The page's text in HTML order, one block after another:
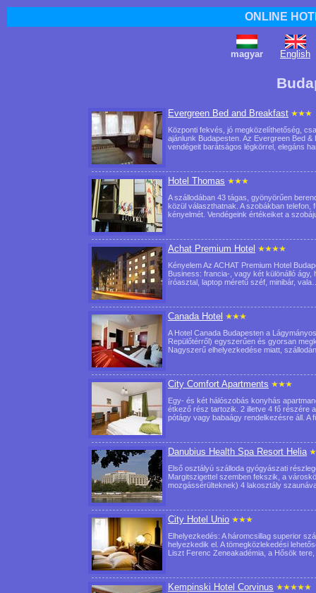
ONLINE
magyar English
Evergreen Bed and Breakfast
Központi fekvés, jó megközelíthetőség,
ajánlunk Budapesten. Az Evergreen Bed
vendégeit barátságos légkörrel, elegáns
Hotel Thomas
A szállodában 43 tágas, gyönyörűen
közül választhatnak. A szobákban
kényelmét. Vendégeink értékeiket a
Achat Premium Hotel
Kényelem Az ACHAT Premium Hotel
Business: francia-, vagy két különálló ágy,
íróasztal, laptop méretű széf, minibár,
Canada Hotel
A Hotel Canada Budapesten a
Repülőtérről) egyszerűen és gyorsan
Nagyszerű elhelyezkedése miatt,
City Comfort Apartments
Egy- és két hálószobás konyhás
étkező rész tartozik. 2 illetve 4 fő részére
pótágy vagy babaágy rendelkezésre áll.
Danubius Health Spa Resort Helia
Első osztályú szálloda gyógyászati
Margitszigettel szemben fekszik, a
mozgássérülteknek) 4 lakosztály
City Hotel Unio
Elhelyezkedés: A háromcsillag superior
helyezkedik el. A tömegközlekedési
Liszt Ferenc Zeneakadémia, a Hősök
Kempinski Hotel Corvinus